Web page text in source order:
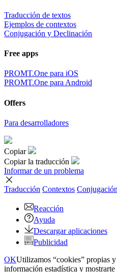
Traducción de textos
Ejemplos de contextos
Conjugación y Declinación
Free apps
PROMT.One para iOS
PROMT.One para Android
Offers
Para desarrolladores
Copiar
Copiar la traducción
Informar de un problema
Traducción Contextos Conjugación
Reacción
Ayuda
Descargar aplicaciones
Publicidad
OKUtilizamos “cookies” propias
información estadística y